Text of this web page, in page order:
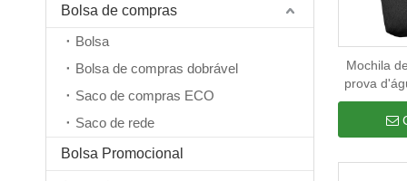
Bolsa de compras
Bolsa
Bolsa de compras dobrável
Saco de compras ECO
Saco de rede
Bolsa Promocional
Mochila
prova
tiracolo